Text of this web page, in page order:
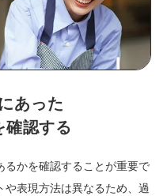
あった
認する
るかを確認することが重要で
表現方法は異なるため、過